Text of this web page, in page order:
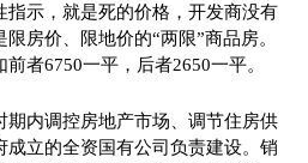
指示，就是死的价格，开发商没有
房价、限地价的“两限”商品房。
者6750一平，后者2650一平。
期内调控房地产市场、调节住房供
成立的全资国有公司负责建设。销